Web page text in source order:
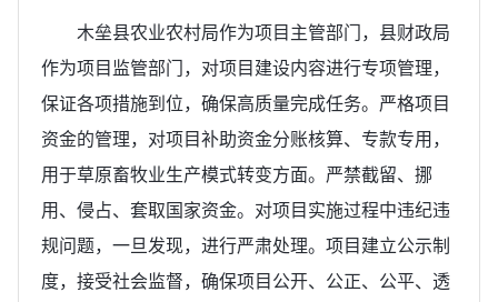
木垒县农业农村局作为项目主管部门，县财政局
作为项目监管部门，对项目建设内容进行专项管理，
保证各项措施到位，确保高质量完成任务。严格项目
资金的管理，对项目补助资金分账核算、专款专用，
用于草原畜牧业生产模式转变方面。严禁截留、挪
用、侵占、套取国家资金。对项目实施过程中违纪违
规问题，一旦发现，进行严肃处理。项目建立公示制
度，接受社会监督，确保项目公开、公正、公平、透